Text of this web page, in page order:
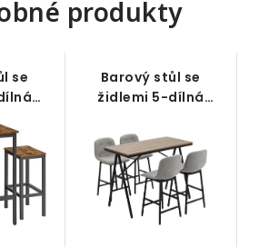
produkty
se
Barový stůl se
židlemi 5-dílná